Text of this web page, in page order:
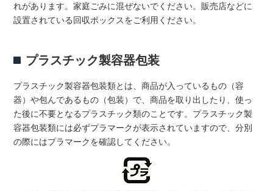
れがあります。家庭ごみに混ぜないでください。販売店などに
設置されている回収ポックスをご利用ください。
プラスチック製容器包装
プラスチック製容器包装類とは、商品が入っているもの（容
器）や包んであるもの（包装）で、商品を取り出したり、使っ
た後に不要となるプラスチック類のことです。プラスチック製
容器包装類には必ずプラマークが表示されていますので、分別
の際にはプラマークを確認してください。